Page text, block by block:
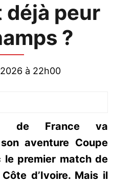
déjà peur
?
à 22h00
de France va
aventure Coupe
le premier match de
d’Ivoire. Mais il